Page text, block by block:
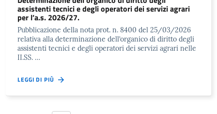
assistenti tecnici e degli operatori dei servizi agrari
per l’a.s. 2026/27.
Pubblicazione della nota prot. n. 8400 del 25/03/2026
relativa alla determinazione dell’organico di diritto degli
assistenti tecnici e degli operatori dei servizi agrari nelle
II.SS. …
LEGGI DI PIÙ